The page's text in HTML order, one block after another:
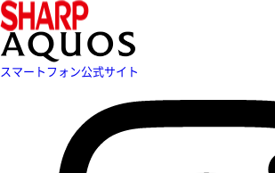
スマートフォン公式サイト